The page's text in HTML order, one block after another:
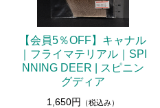
【会員5％OFF】キャナル
｜フライマテリアル｜SPI
NNING DEER | スピニン
グディア
1,650円 （税込み）